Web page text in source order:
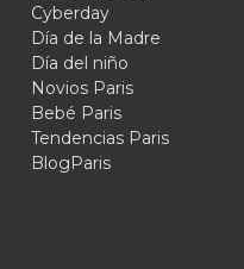
Cyberday
Día de la Madre
Día del niño
Novios Paris
Bebé Paris
Tendencias Paris
BlogParis